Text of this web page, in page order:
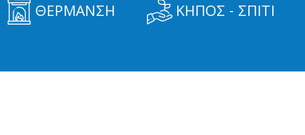
ΘΕΡΜΑΝΣΗ ΚΗΠΟΣ - ΣΠΙΤΙ